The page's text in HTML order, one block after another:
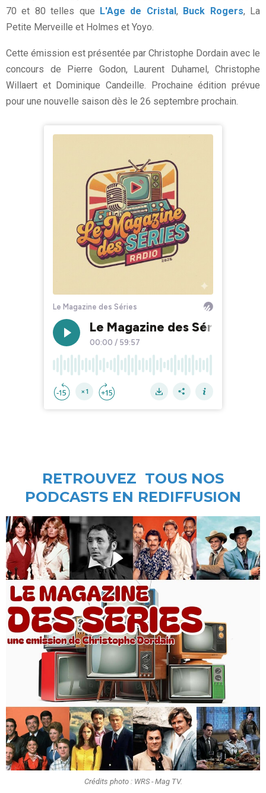
70 et 80 telles que L'Age de Cristal, Buck Rogers, La
Petite Merveille et Holmes et Yoyo.
Cette émission est présentée par Christophe Dordain avec le
concours de Pierre Godon, Laurent Duhamel, Christophe
Willaert et Dominique Candeille. Prochaine édition prévue
pour une nouvelle saison dès le 26 septembre prochain.
RETROUVEZ TOUS NOS
PODCASTS EN REDIFFUSION
Crédits photo : WRS - Mag TV.